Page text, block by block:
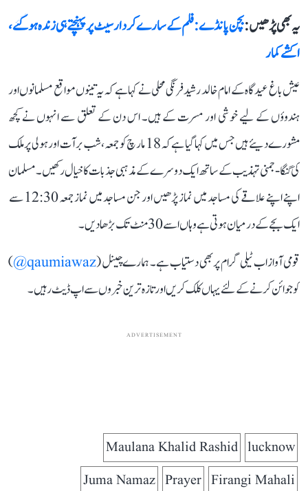
یہ بھی پڑھیں :بچن پانڈے: فلم کے سارے کردار سیٹ پر پہنچتے ہی زندہ ہو گئے،
اکشے کمار
عیش باغ عیدگاہ کے امام خالد رشید فرنگی محلی نے کہا ہے کہ یہ تینوں مواقع مسلمانوں اور
ہندوؤں کے لیے خوشی اور مسرت کے ہیں۔ اس دن کے تعلق سے انہوں نے کچھ
مشورے دیئے ہیں جس میں کہا گیا ہے کہ 18 مارچ کو جمعہ، شب برآت اور ہولی پر ملک
کی گنگا-جمنی تہذیب کے ساتھ ایک دوسرے کے مذہبی جذبات کا خیال رکھیں۔ مسلمان
اپنے اپنے علاقے کی مساجد میں نماز پڑھیں اور جن مساجد میں نماز جمعہ 12:30 سے ​​
ایک بجے کے درمیان ہوتی ہے وہاں اسے 30 منٹ تک بڑھا دیں۔
قومی آواز اب ٹیلی گرام پر بھی دستیاب ہے۔ ہمارے چینل (qaumiawaz@
)
کو جوائن کرنے کے لئے یہاں کلک کریں اور تازہ ترین خبروں سے اپ ڈیٹ رہیں۔
ADVERTISEMENT
lucknow
Maulana Khalid Rashid
Firangi Mahali
Prayer
Juma Namaz